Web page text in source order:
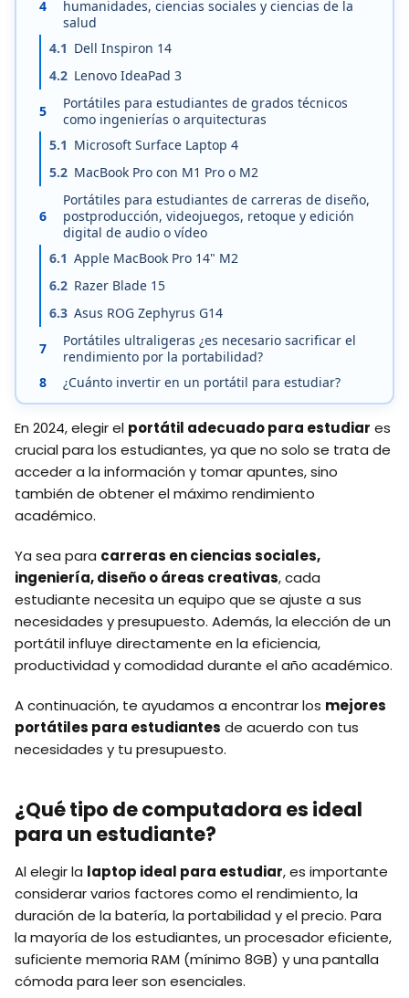
4
humanidades, ciencias sociales y ciencias de la
salud
4.1 Dell Inspiron 14
4.2 Lenovo IdeaPad 3
5
Portátiles para estudiantes de grados técnicos
como ingenierías o arquitecturas
5.1 Microsoft Surface Laptop 4
5.2 MacBook Pro con M1 Pro o M2
6
Portátiles para estudiantes de carreras de diseño,
postproducción, videojuegos, retoque y edición
digital de audio o vídeo
6.1 Apple MacBook Pro 14" M2
6.2 Razer Blade 15
6.3 Asus ROG Zephyrus G14
7
Portátiles ultraligeras ¿es necesario sacrificar el
rendimiento por la portabilidad?
8
¿Cuánto invertir en un portátil para estudiar?
En 2024, elegir el portátil adecuado para estudiar es
crucial para los estudiantes, ya que no solo se trata de
acceder a la información y tomar apuntes, sino
también de obtener el máximo rendimiento
académico.
Ya sea para carreras en ciencias sociales,
ingeniería, diseño o áreas creativas, cada
estudiante necesita un equipo que se ajuste a sus
necesidades y presupuesto. Además, la elección de un
portátil influye directamente en la eficiencia,
productividad y comodidad durante el año académico.
A continuación, te ayudamos a encontrar los mejores
portátiles para estudiantes de acuerdo con tus
necesidades y tu presupuesto.
¿Qué tipo de computadora es ideal
para un estudiante?
Al elegir la laptop ideal para estudiar, es importante
considerar varios factores como el rendimiento, la
duración de la batería, la portabilidad y el precio. Para
la mayoría de los estudiantes, un procesador eficiente,
suficiente memoria RAM (mínimo 8GB) y una pantalla
cómoda para leer son esenciales.